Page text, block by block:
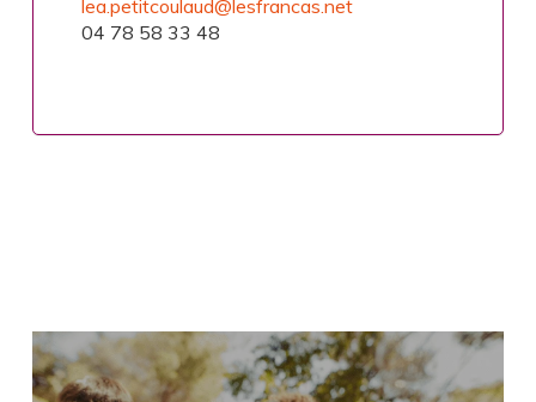
lea.petitcoulaud@lesfrancas.net
04 78 58 33 48